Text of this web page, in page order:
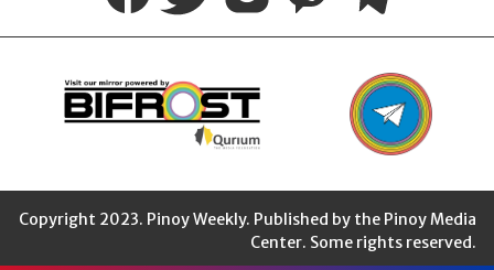
Copyright 2023. Pinoy Weekly. Published by the Pinoy Media
Center. Some rights reserved.